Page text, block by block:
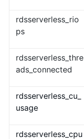
rdsserverless_rio
ps
rdsserverless_thre
ads_connected
rdsserverless_cu_
usage
rdsserverless_cpu